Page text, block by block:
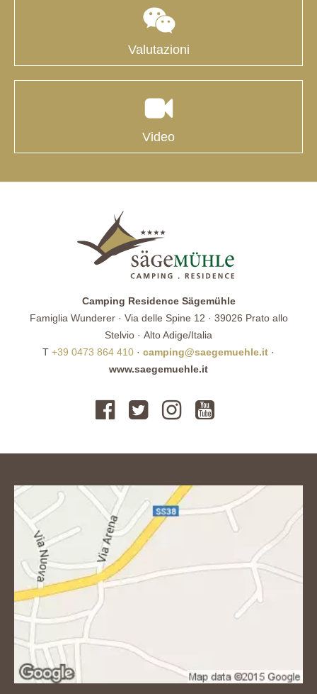
Valutazioni
Video
Camping Residence Sägemühle
Famiglia Wunderer · Via delle Spine 12 · 39026 Prato allo
Stelvio · Alto Adige/Italia
T +39 0473 864 410 · camping@saegemuehle.it ·
www.saegemuehle.it